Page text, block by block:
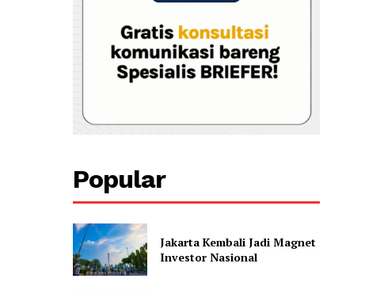
Popular
Jakarta Kembali Jadi Magnet
Investor Nasional